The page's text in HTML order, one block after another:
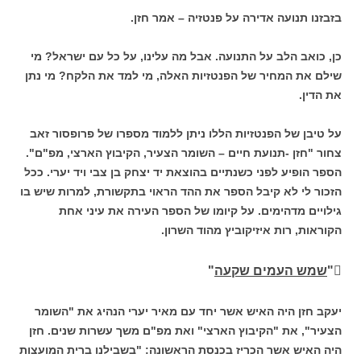
בזבזנו תנועה אדירה על פנטזיה – אמר חזן.
כן, כואב הלב על התנועה. אבל מה עלינו, על כל עם ישראל? מי
שילם את המחיר של הפנטזיות האלה, מי למד את הלקח? מי נתן
את הדין.
על טיבן של הפנטזיות הללו ניתן ללמוד מספרו של פרופסור זאב
צחור "חזן -תנועת חיים – השומר הצעיר, הקיבוץ הארצי, מפ"ם".
הספר הופיע לפני כשנתיים בהוצאת יד יצחק בן צבי ויד יערי. ככל
הזכור לי לא קיבל הספר את ההד הראוי בתקשורת, למרות שיש בו
גילויים מדהימים. על קיומו של הספר העירה את עיני אחת
הקוראות, רות איזיקוביץ מהוד השרון.
" שמש העמים שקעה"
יעקב חזן היה האיש אשר יחד עם מאיר יערי הנהיג את "השומר
הצעיר", את "הקיבוץ הארצי" ואת מפ"ם משך עשרות שנים. חזן
היה האיש אשר הכריז בכנסת הראשונה: "בשבילנו ברית המועצות